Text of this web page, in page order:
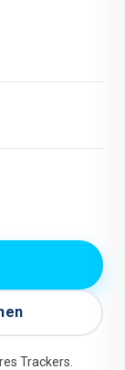
Trackers.